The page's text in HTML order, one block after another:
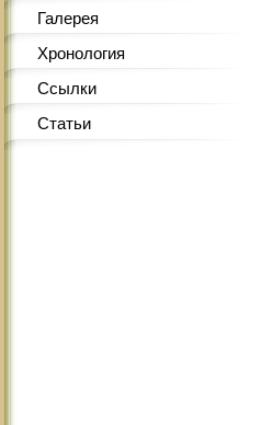
Галерея
Хронология
Ссылки
Статьи